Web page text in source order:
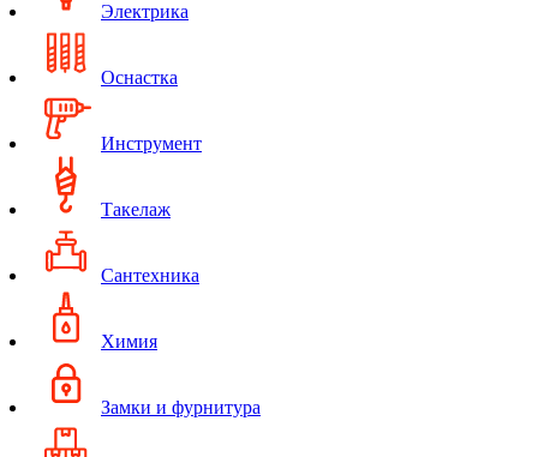
Электрика
Оснастка
Инструмент
Такелаж
Сантехника
Химия
Замки и фурнитура